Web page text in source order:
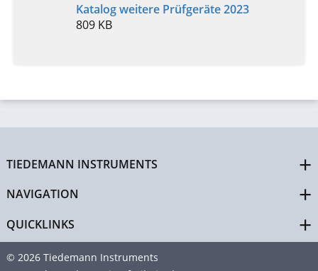
Katalog weitere Prüfgeräte 2023
809 KB
TIEDEMANN INSTRUMENTS
NAVIGATION
QUICKLINKS
© 2026 Tiedemann Instruments